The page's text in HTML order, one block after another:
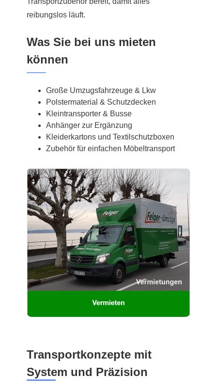
reibungslos läuft.
Was Sie bei uns mieten
können
Große Umzugsfahrzeuge & Lkw
Polstermaterial & Schutzdecken
Kleintransporter & Busse
Anhänger zur Ergänzung
Kleiderkartons und Textilschutzboxen
Zubehör für einfachen Möbeltransport
Transportkonzepte mit
System und Präzision